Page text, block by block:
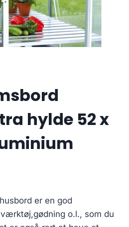
hylde 52 x
er en god
o.l., som du